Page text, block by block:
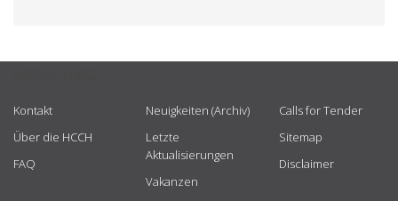
Kontakt
Über die HCCH
FAQ
Neuigkeiten (Archiv)
Letzte
Aktualisierungen
Vakanzen
Calls for Tender
Sitemap
Disclaimer